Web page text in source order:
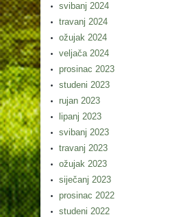
svibanj 2024
travanj 2024
ožujak 2024
veljača 2024
prosinac 2023
studeni 2023
rujan 2023
lipanj 2023
svibanj 2023
travanj 2023
ožujak 2023
siječanj 2023
prosinac 2022
studeni 2022